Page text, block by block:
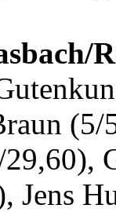
(5/
Jens